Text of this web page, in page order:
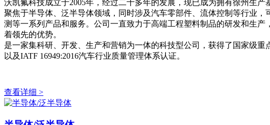
沃凯氟科技成立于2005年，经过二十多年的发展，现已成为拥有徐州生
聚焦于半导体、泛半导体领域，同时涉及汽车零部件、流体控制等行业
测等一系列产品和服务。公司一直致力于高端工程塑料制品的研发和生产
着领先的优势。
是一家集科研、开发、生产和营销为一体的科技型公司，获得了国家级重
以及IATF 16949:2016汽车行业质量管理体系认证。
查看详细 >